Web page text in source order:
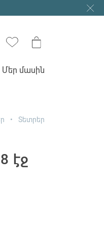
Մեր մասին
Տետրեր
էջ